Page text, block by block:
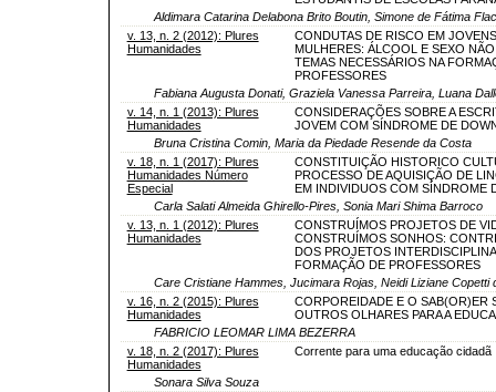
Aldimara Catarina Delabona Brito Boutin, Simone de Fátima
v. 13, n. 2 (2012): Plures
Humanidades
CONDUTAS DE RISCO EM JOVENS
MULHERES: ÁLCOOL E SEXO
TEMAS NECESSÁRIOS NA
PROFESSORES
Fabiana Augusta Donati, Graziela Vanessa Parreira, Luana
v. 14, n. 1 (2013): Plures
Humanidades
CONSIDERAÇÕES SOBRE A
JOVEM COM SÍNDROME DE
Bruna Cristina Comin, Maria da Piedade Resende da Costa
v. 18, n. 1 (2017): Plures
Humanidades Número
Especial
CONSTITUIÇÃO HISTORICO
PROCESSO DE AQUISIÇÃO DE
EM INDIVIDUOS COM SÍNDROME
Carla Salati Almeida Ghirello-Pires, Sonia Mari Shima Barroco
v. 13, n. 1 (2012): Plures
Humanidades
CONSTRUÍMOS PROJETOS DE
CONSTRUÍMOS SONHOS:
DOS PROJETOS
FORMAÇÃO DE PROFESSORES
Care Cristiane Hammes, Jucimara Rojas, Neidi Liziane Copetti
v. 16, n. 2 (2015): Plures
Humanidades
CORPOREIDADE E O SAB(OR)ER
OUTROS OLHARES PARA A
FABRICIO LEOMAR LIMA BEZERRA
v. 18, n. 2 (2017): Plures
Humanidades
Corrente para uma educação cidadã
Sonara Silva Souza